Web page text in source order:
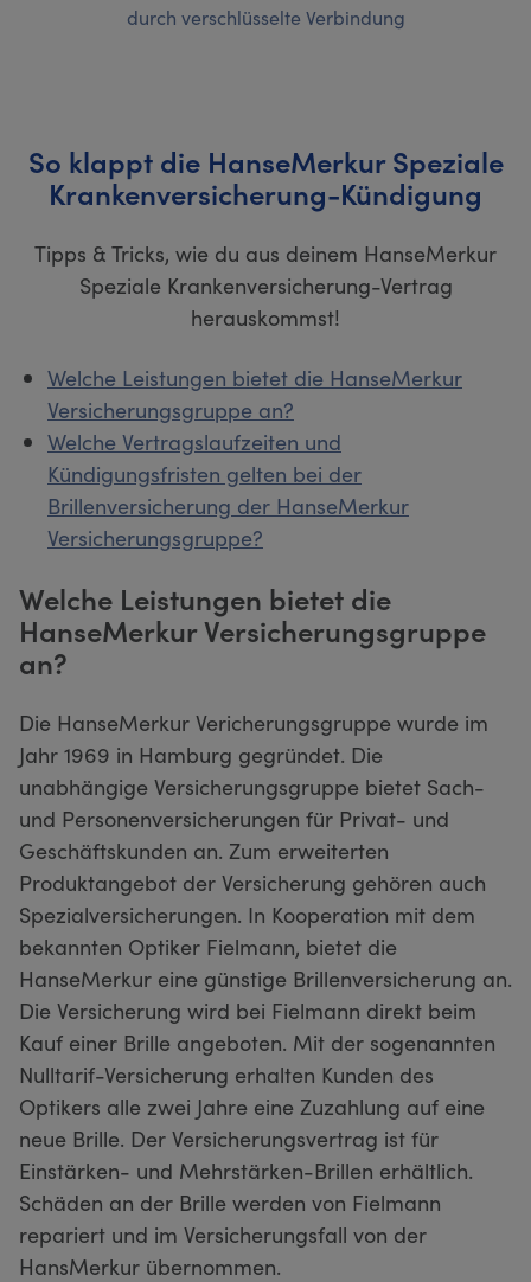
durch verschlüsselte Verbindung
So klappt die HanseMerkur Speziale
Krankenversicherung-Kündigung
Tipps & Tricks, wie du aus deinem HanseMerkur
Speziale Krankenversicherung-Vertrag
herauskommst!
Welche Leistungen bietet die HanseMerkur
Versicherungsgruppe an?
Welche Vertragslaufzeiten und
Kündigungsfristen gelten bei der
Brillenversicherung der HanseMerkur
Versicherungsgruppe?
Welche Leistungen bietet die
HanseMerkur Versicherungsgruppe
an?
Die HanseMerkur Vericherungsgruppe wurde im
Jahr 1969 in Hamburg gegründet. Die
unabhängige Versicherungsgruppe bietet Sach-
und Personenversicherungen für Privat- und
Geschäftskunden an. Zum erweiterten
Produktangebot der Versicherung gehören auch
Spezialversicherungen. In Kooperation mit dem
bekannten Optiker Fielmann, bietet die
HanseMerkur eine günstige Brillenversicherung an.
Die Versicherung wird bei Fielmann direkt beim
Kauf einer Brille angeboten. Mit der sogenannten
Nulltarif-Versicherung erhalten Kunden des
Optikers alle zwei Jahre eine Zuzahlung auf eine
neue Brille. Der Versicherungsvertrag ist für
Einstärken- und Mehrstärken-Brillen erhältlich.
Schäden an der Brille werden von Fielmann
repariert und im Versicherungsfall von der
HansMerkur übernommen.